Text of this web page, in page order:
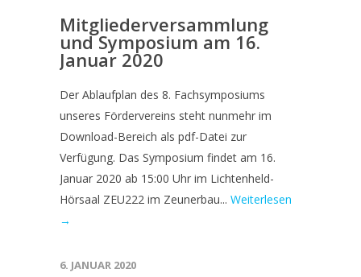
Mitgliederversammlung
und Symposium am 16.
Januar 2020
Der Ablaufplan des 8. Fachsymposiums
unseres Fördervereins steht nunmehr im
Download-Bereich als pdf-Datei zur
Verfügung. Das Symposium findet am 16.
Januar 2020 ab 15:00 Uhr im Lichtenheld-
Hörsaal ZEU222 im Zeunerbau... Weiterlesen
→
6. JANUAR 2020